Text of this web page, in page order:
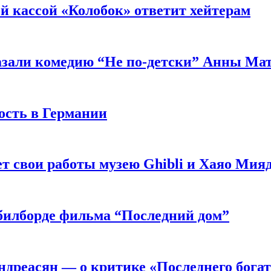
«Колобок» ответит хейтерам
комедию “Не по-детски” Анны
в Германии
свои работы музею Ghibli и Хаяо
фильма “Последний дом”
— о критике «Последнего